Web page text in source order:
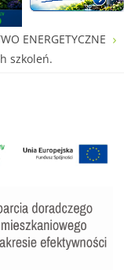
ENERGETYCZNE
szkoleń.